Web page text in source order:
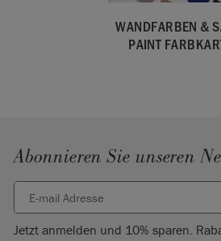
WANDFARBEN &
PAINT
Abonnieren Sie unseren
Jetzt anmelden und 10% sparen.